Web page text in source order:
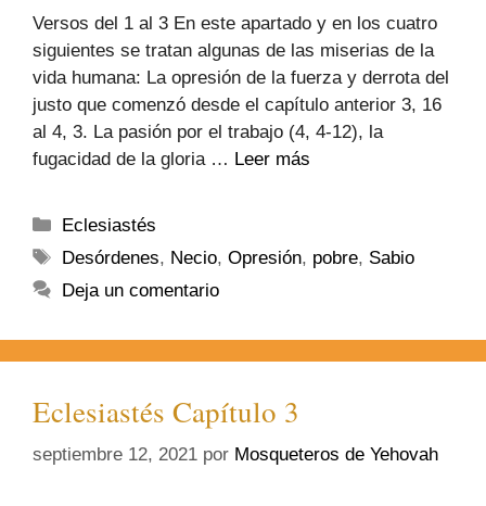
Versos del 1 al 3 En este apartado y en los cuatro
siguientes se tratan algunas de las miserias de la
vida humana: La opresión de la fuerza y derrota del
justo que comenzó desde el capítulo anterior 3, 16
al 4, 3. La pasión por el trabajo (4, 4-12), la
fugacidad de la gloria … Leer más
Eclesiastés
Desórdenes, Necio,Opresión, pobre, Sabio
Deja un comentario
Eclesiastés Capítulo 3
septiembre 12, 2021 por Mosqueteros de Yehovah